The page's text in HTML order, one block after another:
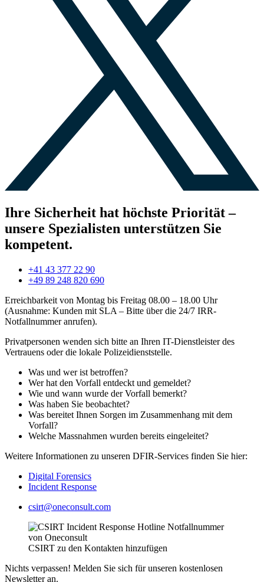
Ihre Sicherheit hat höchste Priorität –
unsere Spezialisten unterstützen Sie
kompetent.
+41 43 377 22 90
+49 89 248 820 690
Erreichbarkeit von Montag bis Freitag 08.00 – 18.00 Uhr
(Ausnahme: Kunden mit SLA – Bitte über die 24/7 IRR-
Notfallnummer anrufen).
Privatpersonen wenden sich bitte an Ihren IT-Dienstleister des
Vertrauens oder die lokale Polizeidienststelle.
Was und wer ist betroffen?
Wer hat den Vorfall entdeckt und gemeldet?
Wie und wann wurde der Vorfall bemerkt?
Was haben Sie beobachtet?
Was bereitet Ihnen Sorgen im Zusammenhang mit dem
Vorfall?
Welche Massnahmen wurden bereits eingeleitet?
Weitere Informationen zu unseren DFIR-Services finden Sie hier:
Digital Forensics
Incident Response
csirt@oneconsult.com
CSIRT zu den Kontakten hinzufügen
Nichts verpassen! Melden Sie sich für unseren kostenlosen
Newsletter an.